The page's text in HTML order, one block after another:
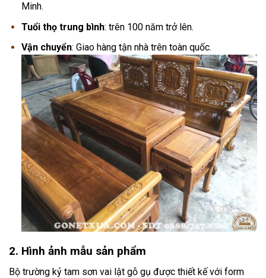
Minh.
Tuổi thọ trung bình: trên 100 năm trở lên.
Vận chuyển: Giao hàng tận nhà trên toàn quốc.
2. Hình ảnh mẫu sản phẩm
Bộ trường kỷ tam sơn vai lật gỗ gụ được thiết kế với form